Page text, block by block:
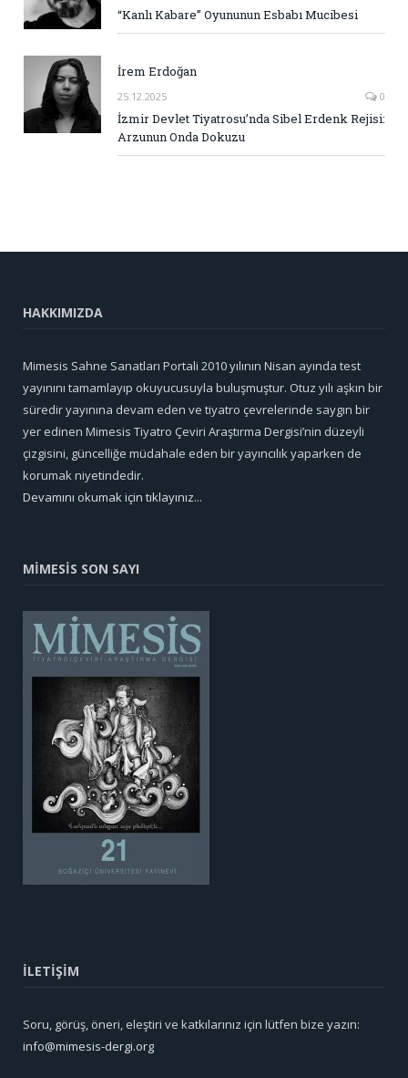
“Kanlı Kabare” Oyununun Esbabı Mucibesi
İrem Erdoğan
25.12.2025 0
İzmir Devlet Tiyatrosu’nda Sibel Erdenk Rejisi:
Arzunun Onda Dokuzu
HAKKIMIZDA
Mimesis Sahne Sanatları Portali 2010 yılının Nisan ayında test
yayınını tamamlayıp okuyucusuyla buluşmuştur. Otuz yılı aşkın bir
süredir yayınına devam eden ve tiyatro çevrelerinde saygın bir
yer edinen Mimesis Tiyatro Çeviri Araştırma Dergisi’nin düzeyli
çizgisini, güncelliğe müdahale eden bir yayıncılık yaparken de
korumak niyetindedir.
Devamını okumak için tıklayınız...
MİMESİS SON SAYI
İLETİŞİM
Soru, görüş, öneri, eleştiri ve katkılarınız için lütfen bize yazın:
info@mimesis-dergi.org